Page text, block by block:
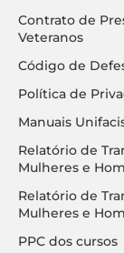
Contrato de
Veteranos
Código de
Política de
Manuais
Relatório de
Mulheres e
Relatório de
Mulheres e
PPC dos cursos